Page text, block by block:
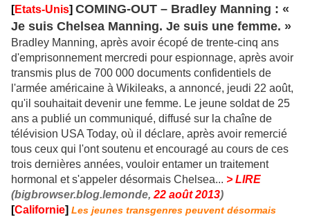
[Etats-Unis] COMING-OUT – Bradley Manning : «
Je suis Chelsea Manning. Je suis une femme. »
Bradley Manning, après avoir écopé de trente-cinq ans
d'emprisonnement mercredi pour espionnage, après avoir
transmis plus de 700 000 documents confidentiels de
l'armée américaine à Wikileaks, a annoncé, jeudi 22 août,
qu'il souhaitait devenir une femme. Le jeune soldat de 25
ans a publié un communiqué, diffusé sur la chaîne de
télévision USA Today, où il déclare, après avoir remercié
tous ceux qui l'ont soutenu et encouragé au cours de ces
trois dernières années, vouloir entamer un traitement
hormonal et s'appeler désormais Chelsea... > LIRE
(bigbrowser.blog.lemonde, 22 août 2013)
[Californie] Les jeunes transgenres peuvent désormais